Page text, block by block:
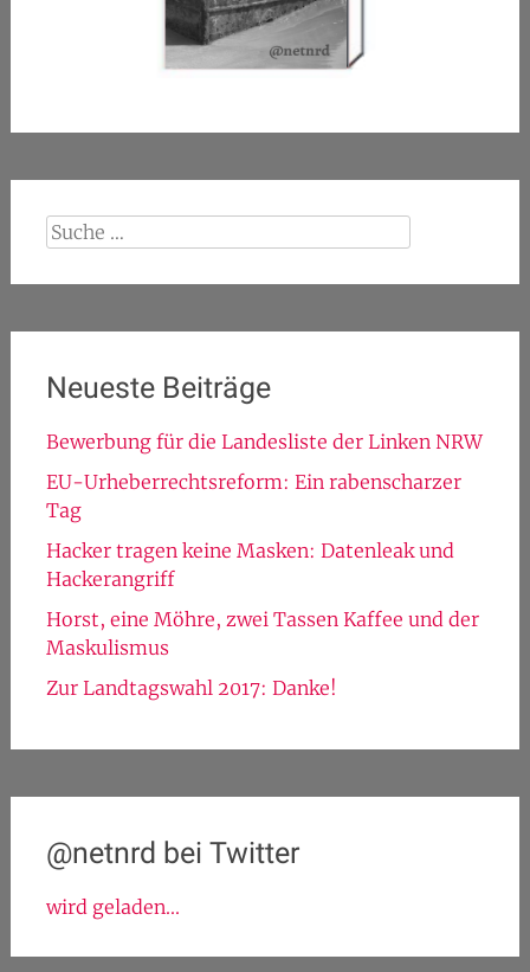
Suche
nach:
Neueste Beiträge
Bewerbung für die Landesliste der Linken NRW
EU-Urheberrechtsreform: Ein rabenscharzer
Tag
Hacker tragen keine Masken: Datenleak und
Hackerangriff
Horst, eine Möhre, zwei Tassen Kaffee und der
Maskulismus
Zur Landtagswahl 2017: Danke!
@netnrd bei Twitter
wird geladen...